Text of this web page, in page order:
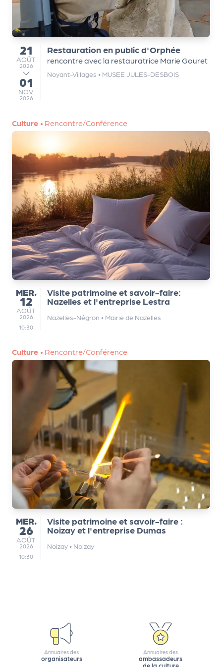
du
21
AOÛT
AOÛT
2026
au
01
NOVEMBRE
NOV.
2026
Restauration en public d'Orphée
rencontre avec la restauratrice Marie Gouret
Noyant-Villages • MUSEE JULES-DESBOIS
Culture • Rencontre/Conférence
MERCREDI
MER.
12
AOÛT
AOÛT
2026
10:30
Visite patrimoine et savoir-faire:
Nazelles et l'entreprise Lestra
Nazelles-Négron • Mairie de Nazelles
Culture • Rencontre/Conférence
MERCREDI
MER.
26
AOÛT
AOÛT
2026
10:30
Visite patrimoine et savoir-faire :
Noizay et l'entreprise Dumas
Noizay • Noizay
Annuaires des
organisateurs
Annuaires des
ambassadeurs
de la culture
Q
ui
s
o
m
m
e
s
n
o
u
s
?
N
e
w
sl
e
tt
e
r